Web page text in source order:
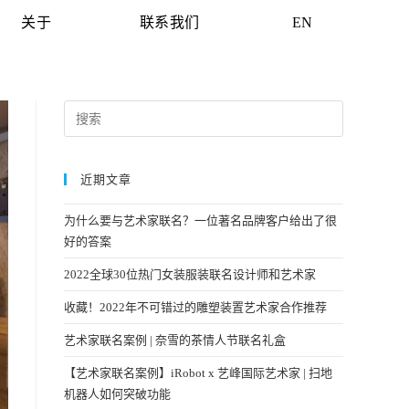
关于 联系我们 EN
近期文章
为什么要与艺术家联名？一位著名品牌客户给出了很
好的答案
2022全球30位热门女装服装联名设计师和艺术家
收藏！2022年不可错过的雕塑装置艺术家合作推荐
艺术家联名案例 | 奈雪的茶情人节联名礼盒
【艺术家联名案例】iRobot x 艺峰国际艺术家 | 扫地
机器人如何突破功能